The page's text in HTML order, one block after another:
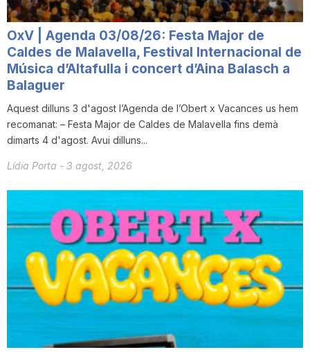
OxV | Agenda 03/08/26: Festa Major de
Caldes de Malavella, Festival Internacional de
Música d’Altafulla i concert d’Aina Balasch a
Balaguer
Aquest dilluns 3 d'agost l’Agenda de l’Obert x Vacances us hem
recomanat: – Festa Major de Caldes de Malavella fins demà
dimarts 4 d'agost. Avui dilluns...
Lídia Porta - 3 agost, 2026